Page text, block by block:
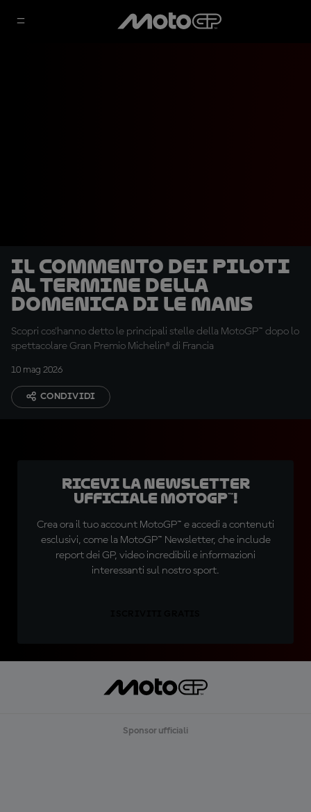
Il commento dei piloti
al termine della
domenica di Le Mans
Scopri cos'hanno detto le principali stelle della MotoGP™ dopo lo
spettacolare Gran Premio Michelin® di Francia
10 mag 2026
CONDIVIDI
Ricevi la newsletter
ufficiale MotoGP™!
Crea ora il tuo account MotoGP™ e accedi a contenuti
esclusivi, come la MotoGP™ Newsletter, che include
report dei GP, video incredibili e informazioni
interessanti sul nostro sport.
Sponsor ufficiali